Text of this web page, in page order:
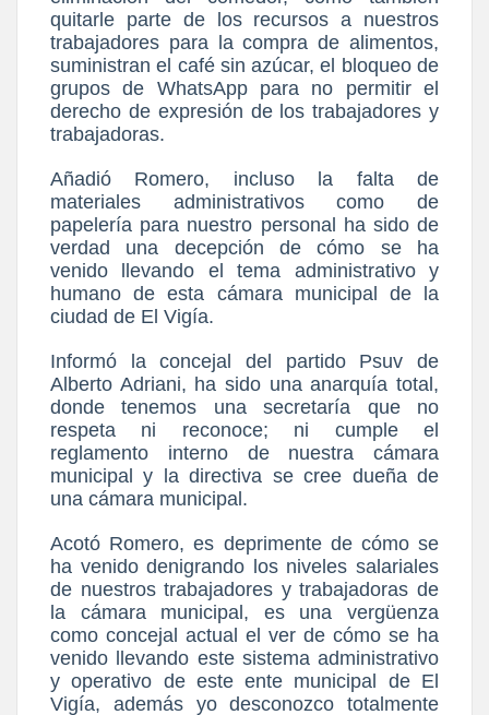
quitarle parte de los recursos a nuestros
trabajadores para la compra de alimentos,
suministran el café sin azúcar, el bloqueo de
grupos de WhatsApp para no permitir el
derecho de expresión de los trabajadores y
trabajadoras.
Añadió Romero, incluso la falta de
materiales administrativos como de
papelería para nuestro personal ha sido de
verdad una decepción de cómo se ha
venido llevando el tema administrativo y
humano de esta cámara municipal de la
ciudad de El Vigía.
Informó la concejal del partido Psuv de
Alberto Adriani, ha sido una anarquía total,
donde tenemos una secretaría que no
respeta ni reconoce; ni cumple el
reglamento interno de nuestra cámara
municipal y la directiva se cree dueña de
una cámara municipal.
Acotó Romero, es deprimente de cómo se
ha venido denigrando los niveles salariales
de nuestros trabajadores y trabajadoras de
la cámara municipal, es una vergüenza
como concejal actual el ver de cómo se ha
venido llevando este sistema administrativo
y operativo de este ente municipal de El
Vigía, además yo desconozco totalmente